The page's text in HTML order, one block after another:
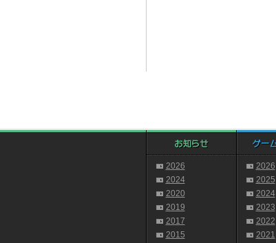
2026
2024
2020
2019
2017
2015
2026
2025
2024
2023
2022
2021